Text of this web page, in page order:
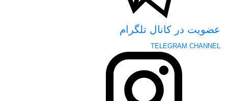
عضویت در کانال تلگرام
TELEGRAM CHANNEL